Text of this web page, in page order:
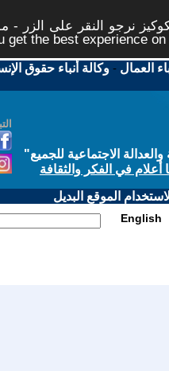
نرجو النقر على الزر -
the best experience
العمال -وكالة أنباء حقوق
الاجتماعية للجميع"
في الفكر والثقافة
الموقع البديل
English